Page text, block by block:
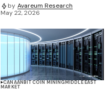
by Avareum Research
May 22, 2026
CANAANBITCOIN MININGMIDDLE EAST
MARKET